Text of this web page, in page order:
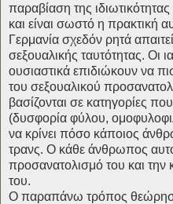
παραβίαση της
και είναι σωστό η πρακτική
Γερμανία σχεδόν ρητά
σεξουαλικής ταυτότητας. Οι
ουσιαστικά επιδιώκουν να
του σεξουαλικού
βασίζονται σε κατηγορίες
(δυσφορία φύλου,
να κρίνει πόσο κάποιος
τρανς. Ο κάθε άνθρωπος
προσανατολισμό του και την
του.
Ο παραπάνω τρόπος